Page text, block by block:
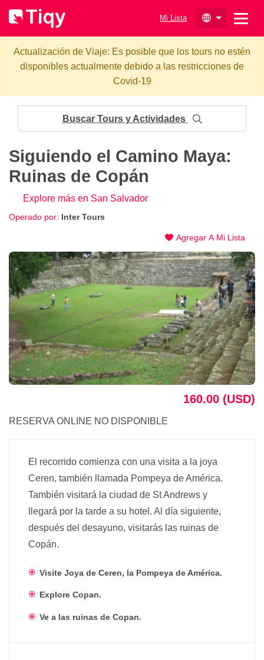
Mi Lista
Actualización de Viaje: Es posible que los tours no estén
disponibles actualmente debido a las restricciones de
Covid-19
Buscar Tours y Actividades
Siguiendo el Camino Maya:
Ruinas de Copán
Operado por: Inter Tours
Agregar A Mi Lista
Explore más en San Salvador
160.00 (USD)
RESERVA ONLINE NO DISPONIBLE
El recorrido comienza con una visita a la joya
Ceren, también llamada Pompeya de América.
También visitará la ciudad de St Andrews y
llegará por la tarde a su hotel. Al día siguiente,
después del desayuno, visitarás las ruinas de
Copán.
Visite Joya de Ceren, la Pompeya de América.
Explore Copan.
Ve a las ruinas de Copan.